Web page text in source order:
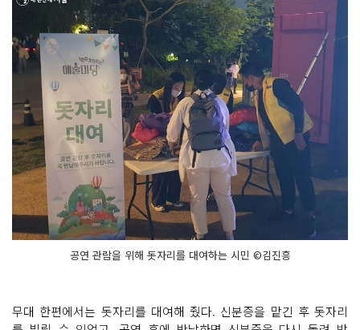
공연 관람을 위해 돗자리를 대여하는 시민 ©김진흥
무대 한편에서는 돗자리를 대여해 줬다. 신분증을 맡긴 후 돗자리